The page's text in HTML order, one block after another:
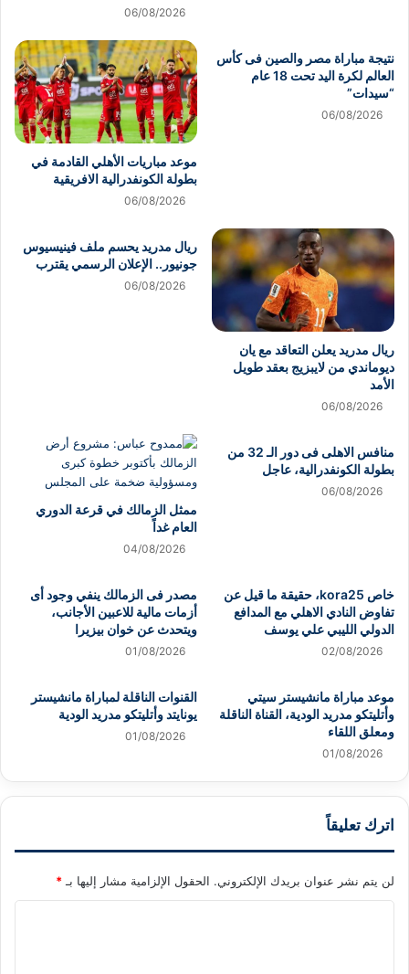
06/08/2026
نتيجة مباراة مصر والصين فى كأس
العالم لكرة اليد تحت 18 عام
“سيدات”
06/08/2026
موعد مباريات الأهلي القادمة في
بطولة الكونفدرالية الافريقية
06/08/2026
ريال مدريد يعلن التعاقد مع يان
ديوماندي من لايبزيج بعقد طويل
الأمد
06/08/2026
ريال مدريد يحسم ملف فينيسيوس
جونيور.. الإعلان الرسمي يقترب
06/08/2026
منافس الاهلى فى دور الـ 32 من
بطولة الكونفدرالية، عاجل
06/08/2026
ممثل الزمالك في قرعة الدوري
العام غداً
04/08/2026
خاص kora25، حقيقة ما قيل عن
تفاوض النادي الاهلي مع المدافع
الدولي الليبي علي يوسف
02/08/2026
مصدر فى الزمالك ينفي وجود أى
أزمات مالية للاعبين الأجانب،
ويتحدث عن خوان بيزيرا
01/08/2026
موعد مباراة مانشيستر سيتي
وأتليتكو مدريد الودية، القناة الناقلة
ومعلق اللقاء
01/08/2026
القنوات الناقلة لمباراة مانشيستر
يونايتد وأتليتكو مدريد الودية
01/08/2026
اترك تعليقاً
لن يتم نشر عنوان بريدك الإلكتروني. الحقول الإلزامية مشار إليها بـ *